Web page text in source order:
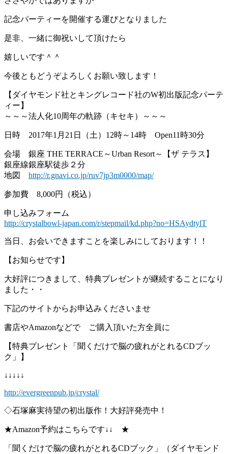
記念パーティーを開催する運びとなりました
是非、一緒に御祝いして頂けたら
嬉しいです＾＾
今後ともどうぞよろしくお願い致します！
【ダイヤモンド社とキングレコード社のW初出版記念パーテ
ィー】
～～～法人化10周年の軌跡（キセキ）～～～
日時 2017年1月21日（土）12時～14時 Open11時30分
会場 銀座 THE TERRACE～Urban Resort～【ザ テラス】
銀座線銀座駅徒歩２分
地図 http://r.gnavi.co.jp/ruv7jp3m0000/map/
参加費 8,000円（税込）
申し込みフォーム
http://crystalbowl-japan.com/r/stepmail/kd.php?no=HSAydtylT
当日、お会いできますことを楽しみにしております！！
【お知らせです】
大好評につきまして、特典プレゼントが継続することになり
ました・・
下記のサイトからお申込みくださいませ
書店やAmazonなどで ご購入頂いた方全員に
【特典プレゼント「聞くだけで脳の疲れがとれるCDブッ
ク」】
↓↓↓↓↓
http://evergreenpub.jp/crystal/
◇石塚麻実待望の初出版作！大好評発売中！
★Amazon予約はこちらです↓↓ ★
「聞くだけで脳の疲れがとれるCDブック」（ダイヤモンド